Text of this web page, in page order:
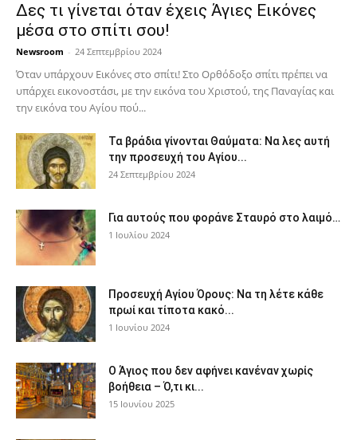
Δες τι γίνεται όταν έχεις Άγιες Εικόνες
μέσα στο σπίτι σου!
Newsroom - 24 Σεπτεμβρίου 2024
Όταν υπάρχουν Εικόνες στο σπίτι! Στο Ορθόδοξο σπίτι πρέπει να
υπάρχει εικονοστάσι, με την εικόνα του Χριστού, της Παν­αγίας και
την εικόνα του Αγίου πού...
Τα βράδια γίνονται Θαύματα: Να λες αυτή
την προσευχή του Αγίου...
24 Σεπτεμβρίου 2024
Για αυτούς που φοράνε Σταυρό στο λαιμό…
1 Ιουλίου 2024
Προσευχή Αγίου Όρους: Να τη λέτε κάθε
πρωί και τίποτα κακό...
1 Ιουνίου 2024
Ο Άγιος που δεν αφήνει κανέναν χωρίς
βοήθεια – Ό,τι κι...
15 Ιουνίου 2025